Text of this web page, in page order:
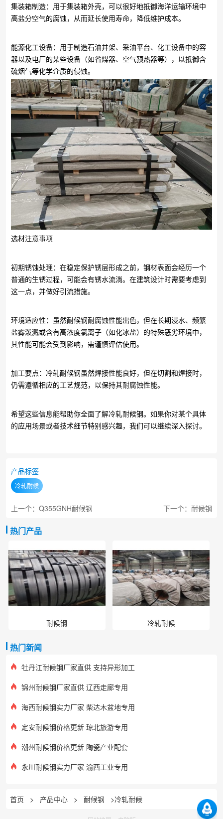
首页 > 产品中心 > 耐候钢 >冷轧耐候
集装箱制造：用于集装箱外壳，可以很好地抵御海洋运输环境中
高盐分空气的腐蚀，从而延长使用寿命，降低维护成本。
能源化工设备：用于制造石油井架、采油平台、化工设备中的容
器以及电厂的某些设备（如省煤器、空气预热器等），以抵御含
硫烟气等化学介质的侵蚀。
选材注意事项
初期锈蚀处理：在稳定保护锈层形成之前，钢材表面会经历一个
普通的生锈过程，可能会有锈水流淌。在建筑设计时需要考虑到
这一点，并做好引流措施。
环境适应性：虽然耐候钢耐腐蚀性能出色，但在长期浸水、频繁
盐雾泼溅或含有高浓度氯离子（如化冰盐）的特殊恶劣环境中，
其性能可能会受到影响，需谨慎评估使用。
加工要点：冷轧耐候钢虽然焊接性能良好，但在切割和焊接时，
仍需遵循相应的工艺规范，以保持其耐腐蚀性能。
希望这些信息能帮助你全面了解冷轧耐候钢。如果你对某个具体
的应用场景或者技术细节特别感兴趣，我们可以继续深入探讨。
产品标签
冷轧耐候
上一个：Q355GNH耐候钢 下一个：耐候钢
热门产品
耐候钢 冷轧耐候
热门新闻
牡丹江耐候钢厂家直供 支持异形加工
锦州耐候钢厂家直供 辽西走廊专用
海西耐候钢实力厂家 柴达木盆地专用
定安耐候钢价格更新 琼北旅游专用
潮州耐候钢价格更新 陶瓷产业配套
永川耐候钢实力厂家 渝西工业专用